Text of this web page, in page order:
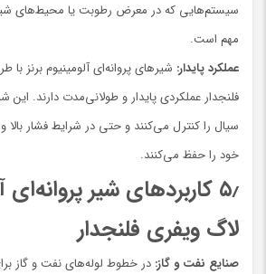
سیستم‌هایی که در معرض رطوبت یا محیط‌های
مهم است.
عملکرد پایدار: شیرهای پروانه‌ای آلومینیوم برنز
فلنجدار عملکردی پایدار و طولانی‌مدت دارند. این
سیال را کنترل می‌کنند و حتی در شرایط فشار بالا و
خود را حفظ می‌کنند.
۵٫ کاربردهای شیر پروانه‌ای
لاگ ویفری فلنجدار
صنایع نفت و گاز: در خطوط لوله‌های نفت و گاز